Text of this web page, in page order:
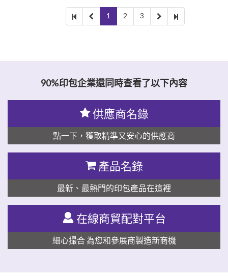
1 2 3
90%印包企業還同時查看了以下內容
供應商名錄
點一下，獲取精準又安心的供應商
產品名錄
最新、最熱門的印包產品在這裡
在線商貿配對平台
細心撮合 為您和參展商製造新商機